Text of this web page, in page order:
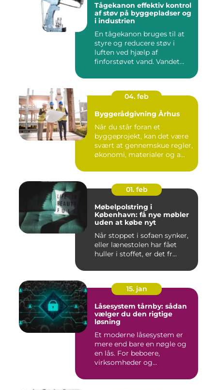
Tågekanon effektiv kontrol
af støv på byggepladser og
i industrien
En tågekanon bruges til at
styre og reducere støv i
luften ved hjælp af
finforstøvet vand. Vandet
04. feb
Byggerådgivning Århus
Når du står foran et
byggeprojekt, kan det være
svært at gennemskue regler,
økonomi, materialer og a...
01. feb
Møbelpolstring i
København: få nye møbler
uden at købe nyt
Når stoppet i sofaen synker,
eller lænestolen har fået
huller i stoffet, er det fr...
15. jan
Låsesystem tårnby: sådan
vælger du den rigtige
løsning
Et moderne låsesystem er
mere end bare en nøgle og
en lås. For beboere,
virksomheder og